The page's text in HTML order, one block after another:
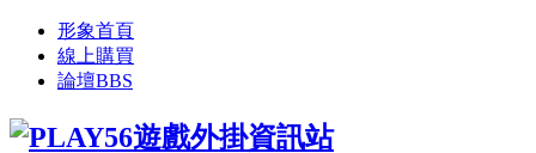
形象首頁
線上購買
論壇BBS